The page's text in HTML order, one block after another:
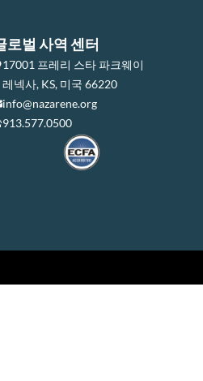
로벌 사역 센터
17001 프레리 스타 파크웨이
레넥사, KS, 미국 66220
info@nazarene.org
913.577.0500